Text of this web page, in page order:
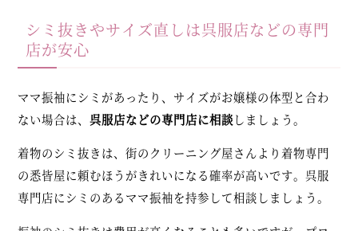
シミ抜きやサイズ直しは呉服店などの専門
店が安心
ママ振袖にシミがあったり、サイズがお嬢様の体型と合わ
ない場合は、呉服店などの専門店に相談しましょう。
着物のシミ抜きは、街のクリーニング屋さんより着物専門
の悉皆屋に頼むほうがきれいになる確率が高いです。呉服
専門店にシミのあるママ振袖を持参して相談しましょう。